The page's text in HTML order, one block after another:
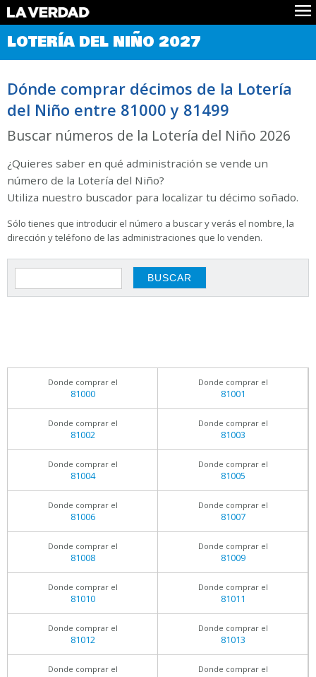
Comprobar Loteria del Niño
Premios
Noticias
Datos
Historia
LOTERÍA DEL NIÑO 2027
Dónde comprar décimos de la Lotería
del Niño entre 81000 y 81499
Buscar números de la Lotería del Niño 2026
¿Quieres saber en qué administración se vende un
número de la Lotería del Niño?
Utiliza nuestro buscador para localizar tu décimo soñado.
Sólo tienes que introducir el número a buscar y verás el nombre, la
dirección y teléfono de las administraciones que lo venden.
Donde comprar el
81000
Donde comprar el
81001
Donde comprar el
81002
Donde comprar el
81003
Donde comprar el
81004
Donde comprar el
81005
Donde comprar el
81006
Donde comprar el
81007
Donde comprar el
81008
Donde comprar el
81009
Donde comprar el
81010
Donde comprar el
81011
Donde comprar el
81012
Donde comprar el
81013
Donde comprar el Donde comprar el